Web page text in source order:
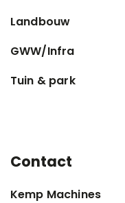
Landbouw
GWW/Infra
Tuin & park
Contact
Kemp Machines